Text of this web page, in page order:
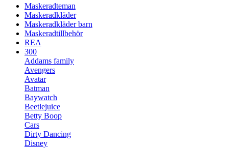
Maskeradteman
Maskeradkläder
Maskeradkläder barn
Maskeradtillbehör
REA
300
Addams family
Avengers
Avatar
Batman
Baywatch
Beetlejuice
Betty Boop
Cars
Dirty Dancing
Disney